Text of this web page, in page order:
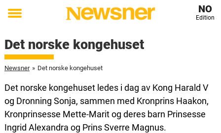
Toggle
NO
Edition
Det norske kongehuset
Newsner » Det norske kongehuset
Det norske kongehuset ledes i dag av Kong Harald V
og Dronning Sonja, sammen med Kronprins Haakon,
Kronprinsesse Mette-Marit og deres barn Prinsesse
Ingrid Alexandra og Prins Sverre Magnus.